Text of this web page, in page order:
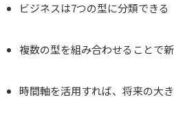
ビジネスは7つの型に分類できる
複数の型を組み合わせることで
時間軸を活用すれば、将来の大